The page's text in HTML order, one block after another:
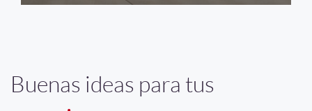
Buenas ideas para tus